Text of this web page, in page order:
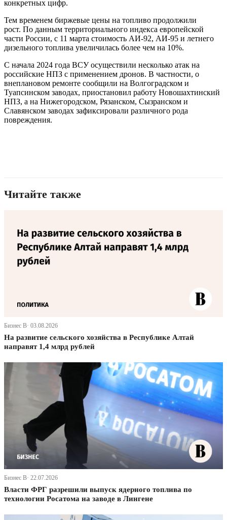
конкретных цифр.
Тем временем биржевые цены на топливо продолжили
рост. По данным территориального индекса европейской
части России, с 11 марта стоимость АИ-92, АИ-95 и летнего
дизельного топлива увеличилась более чем на 10%.
С начала 2024 года ВСУ осуществили несколько атак на
российские НПЗ с применением дронов. В частности, о
внеплановом ремонте сообщили на Волгоградском и
Туапсинском заводах, приостановил работу Новошахтинский
НПЗ, а на Нижегородском, Рязанском, Сызранском и
Славянском заводах зафиксировали различного рода
повреждения.
Читайте также
Бизнес В· 03.08.2026
На развитие сельского хозяйства в Республике Алтай
направят 1,4 млрд рублей
Бизнес В· 22.07.2026
Власти ФРГ разрешили выпуск ядерного топлива по
технологии Росатома на заводе в Лингене